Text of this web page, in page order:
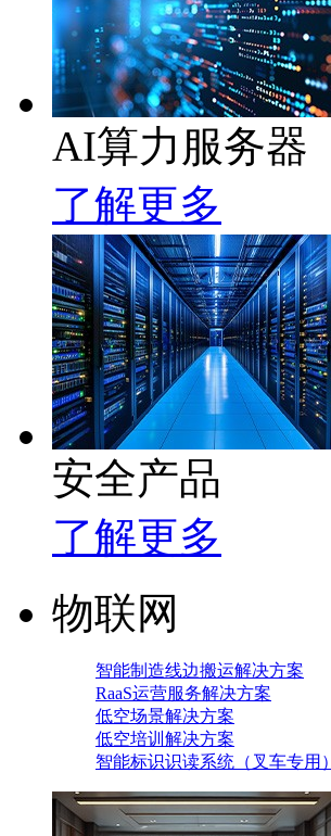
AI算力服务器
了解更多
安全产品
了解更多
物联网
智能制造线边搬运解决方案
RaaS运营服务解决方案
低空场景解决方案
低空培训解决方案
智能标识识读系统（叉车专用）